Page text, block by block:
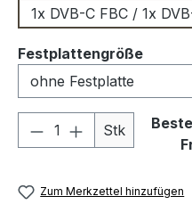
1x DVB-C FBC / 1x
Festplattengröße
Produkt Anzahl:
Stk
Zum Merkzettel hinzufügen